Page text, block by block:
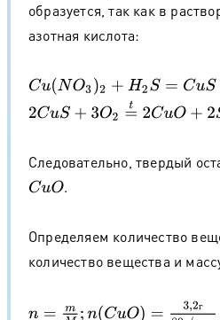
образуется, так как в
азотная кислота:
Cu(NO3)2+ H2 S= CuS↓ +2 HNO3
2CuS+3 O =t2C uO+ 2SO2↑
Следовательно, твердый
CuO .
Определяем количество
количество вещества и
г
n= m M;n(CuO)=3,2г 80г /моль=0